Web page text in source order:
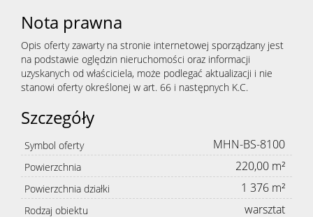
Nota prawna
Opis oferty zawarty na stronie internetowej sporządzany jest
na podstawie oględzin nieruchomości oraz informacji
uzyskanych od właściciela, może podlegać aktualizacji i nie
stanowi oferty określonej w art. 66 i następnych K.C.
Szczegóły
Symbol oferty MHN-BS-8100
Powierzchnia 220,00 m²
Powierzchnia działki 1 376 m²
Rodzaj obiektu warsztat